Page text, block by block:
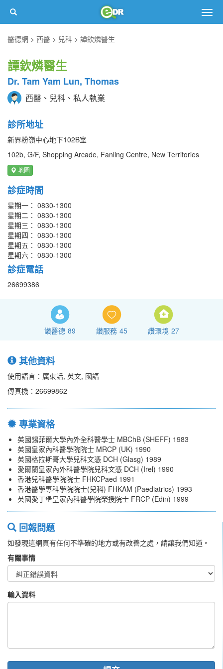
醫德網
西醫 兒科 譚欽燐醫生
譚欽燐醫生
Dr. Tam Yam Lun, Thomas
西醫、兒科、私人執業
診所地址
新界粉嶺中心地下102B室
102b, G/F, Shopping Arcade, Fanling Centre, New Territories
地圖
診症時間
星期一： 0830-1300
星期二： 0830-1300
星期三： 0830-1300
星期四： 0830-1300
星期五： 0830-1300
星期六： 0830-1300
診症電話
26699386
讚醫德 89 讚服務 45 讚環境 27
其他資料
使用語言：廣東話, 英文, 國語
傳真機：26699862
專業資格
英國錫菲爾大學內外全科醫學士 MBChB (SHEFF) 1983
英國皇家內科醫學院院士 MRCP (UK) 1990
英國格拉斯哥大學兒科文憑 DCH (Glasg) 1989
愛爾蘭皇家內外科醫學院兒科文憑 DCH (Irel) 1990
香港兒科醫學院院士 FHKCPaed 1991
香港醫學專科學院院士(兒科) FHKAM (Paediatrics) 1993
英國愛丁堡皇家內科醫學院榮授院士 FRCP (Edin) 1999
回報問題
如發現這網頁有任何不準確的地方或有改善之處，請讓我們知道。
有關事情
輸入資料